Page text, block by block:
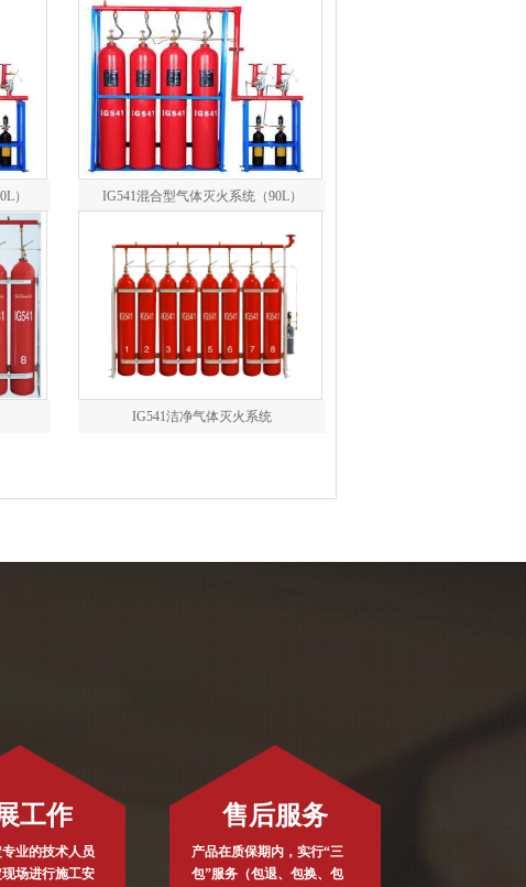
） IG541混合型气体灭火系统（90L）
IG541洁净气体灭火系统
工作
业的技术人员
场进行施工安
售后服务
产品在质保期内，实行“三
包”服务（包退、包换、包